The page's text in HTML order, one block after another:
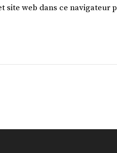
site web dans ce navigateur